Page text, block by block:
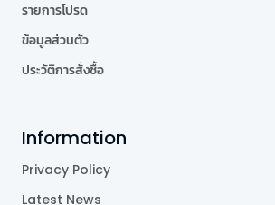
รายการโปรด
ข้อมูลส่วนตัว
ประวัติการสั่งซื้อ
Information
Privacy Policy
Latest News